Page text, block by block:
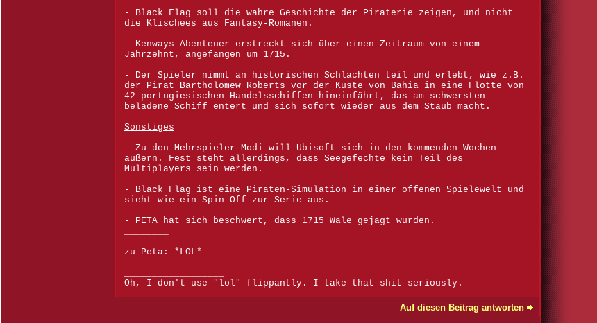
- Black Flag soll die wahre Geschichte der Piraterie zeigen, und nicht
die Klischees aus Fantasy-Romanen.
- Kenways Abenteuer erstreckt sich über einen Zeitraum von einem
Jahrzehnt, angefangen um 1715.
- Der Spieler nimmt an historischen Schlachten teil und erlebt, wie z.B.
der Pirat Bartholomew Roberts vor der Küste von Bahia in eine Flotte von
42 portugiesischen Handelsschiffen hineinfährt, das am schwersten
beladene Schiff entert und sich sofort wieder aus dem Staub macht.
Sonstiges
- Zu den Mehrspieler-Modi will Ubisoft sich in den kommenden Wochen
äußern. Fest steht allerdings, dass Seegefechte kein Teil des
Multiplayers sein werden.
- Black Flag ist eine Piraten-Simulation in einer offenen Spielewelt und
sieht wie ein Spin-Off zur Serie aus.
- PETA hat sich beschwert, dass 1715 Wale gejagt wurden.
zu Peta: *LOL*
Oh, I don't use "lol" flippantly. I take that shit seriously.
Auf diesen Beitrag antworten